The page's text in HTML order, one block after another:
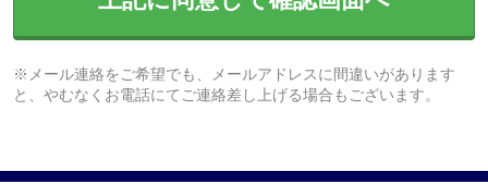
※メール連絡をご希望でも、メールアドレスに間違いがあります
と、やむなくお電話にてご連絡差し上げる場合もございます。